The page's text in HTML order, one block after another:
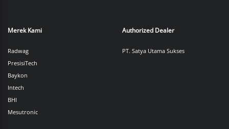
Merek Kami
Radwag
PresisiTech
Baykon
Intech
BHI
Mesutronic
Authorized Dealer
PT. Satya Utama Sukses